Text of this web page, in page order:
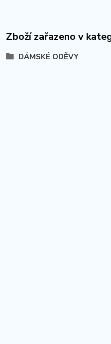
Zboží zařazeno v
DÁMSKÉ ODĚVY